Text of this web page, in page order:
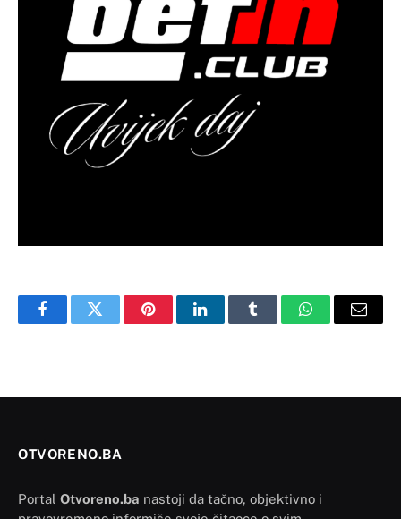
FacebookTwitter PinterestLinkedInTumblr WhatsAppEmail
OTVORENO.BA
Portal Otvoreno.ba nastoji da tačno, objektivno i